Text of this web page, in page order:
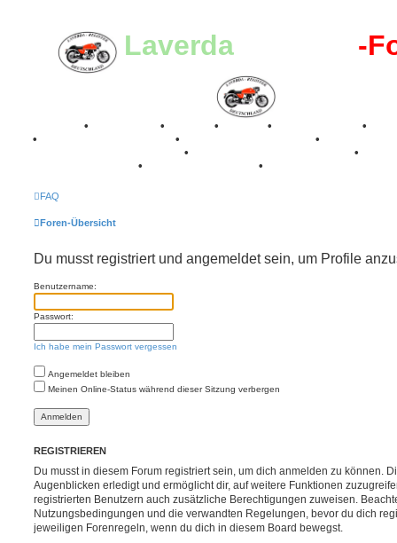
Laverda-Register -
• • • • •
•
•
•
•
•
• •
FAQ
Foren-Übersicht
Du musst registriert und angemeldet sein, um Profile
Benutzername:
Passwort:
Ich habe mein Passwort vergessen
Angemeldet bleiben
Meinen Online-Status während dieser Sitzung verbergen
REGISTRIEREN
Du musst in diesem Forum registriert sein, um dich anmelden zu können.
Augenblicken erledigt und ermöglicht dir, auf weitere Funktionen
registrierten Benutzern auch zusätzliche Berechtigungen zuweisen.
Nutzungsbedingungen und die verwandten Regelungen, bevor du dich
jeweiligen Forenregeln, wenn du dich in diesem Board bewegst.